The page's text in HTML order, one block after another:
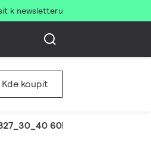
k newsletteru
Kde koupit
60D PSR PI6 IP65 WH